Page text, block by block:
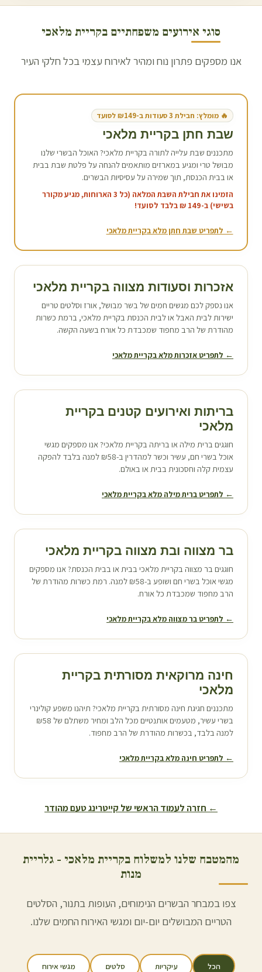
סוגי אירועים משפחתיים בקריית מלאכי
אנו מספקים פתרון נוח ומהיר לאירוח עצמי בכל חלקי העיר
🔥 מומלץ: חבילת 3 סעודות ב-₪149 לסועד
שבת חתן בקריית מלאכי
מתכננים שבת עלייה לתורה בקריית מלאכי? האוכל הבשרי שלנו
מבושל טרי ומגיע במארזים מותאמים להנחה על פלטת שבת בבית
או בבית הכנסת, תוך שמירה על עסיסיות הבשרים.
הזמינו את חבילת השבת המלאה (כל 3 הארוחות, מגיע מקורר
בשישי) ב-149 ₪ בלבד לסועד!
← לתפריט שבת חתן מלא בקריית מלאכי
אזכרות וסעודות מצווה בקריית מלאכי
אנו נספק לכם מגשים חמים של בשר מבושל, אורז וסלטים טריים
ישירות לבית האבל או לבית הכנסת בקריית מלאכי, ברמת כשרות
מהודרת של הרב מחפוד שמכבדת כל אורח בשעה הקשה.
← לתפריט אזכרות מלא בקריית מלאכי
בריתות ואירועים קטנים בקריית
מלאכי
חוגגים ברית מילה או בריתה בקריית מלאכי? אנו מספקים מגשי
אוכל בשרי חם, עשיר וכשר למהדרין ב-₪58 למנה בלבד להפקה
עצמית קלה וחסכונית בבית או באולם.
← לתפריט ברית מילה מלא בקריית מלאכי
בר מצווה ובת מצווה בקריית מלאכי
חוגגים בר מצווה בקריית מלאכי בבית או בבית הכנסת? אנו מספקים
מגשי אוכל בשרי חם ושופע ב-₪58 למנה. רמת כשרות מהודרת של
הרב מחפוד שמכבדת כל אורח.
← לתפריט בר מצווה מלא בקריית מלאכי
חינה מרוקאית מסורתית בקריית
מלאכי
מתכננים חגיגת חינה מסורתית בקריית מלאכי? תיהנו משפע קולינרי
בשרי עשיר, מטעמים אותנטיים מכל הלב ומחיר משתלם של ₪58
למנה בלבד, בכשרות מהודרת של הרב מחפוד.
← לתפריט חינה מלא בקריית מלאכי
← חזרה לעמוד הראשי של קייטרינג טעם מהודר
מהמטבח שלנו למשלוח בקריית מלאכי - גלריית
מנות
צפו במבחר הבשרים הנימוחים, העופות בתנור, הסלטים
הטריים המבושלים יום-יום ומגשי האירוח החמים שלנו.
הכל עיקריות סלטים מגשי אירוח